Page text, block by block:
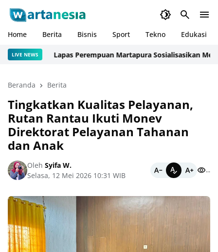
Home Berita Bisnis Sport Tekno Edukasi
LIVE NEWSLapas Perempuan Martapura Sosialisasikan
Beranda Berita
Tingkatkan Kualitas Pelayanan,
Rutan Rantau Ikuti Monev
Direktorat Pelayanan Tahanan
dan Anak
Oleh Syifa W.
Selasa, 12 Mei 2026 10:31 WIB
...